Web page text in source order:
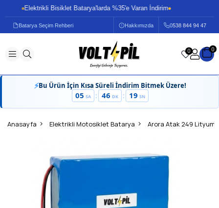
Elektrikli Bisiklet Batarya'larda %35'e Varan İndirim
Batarya Seçim Rehberi Hakkımızda 0538 844 94 47
0 0
⚡Bu Ürün İçin Kısa Süreli İndirim Bitmek Üzere!
05 SA : 46 DK : 19 SN
Anasayfa Elektrikli Motosiklet Batarya Arora Atak 249 Lityum